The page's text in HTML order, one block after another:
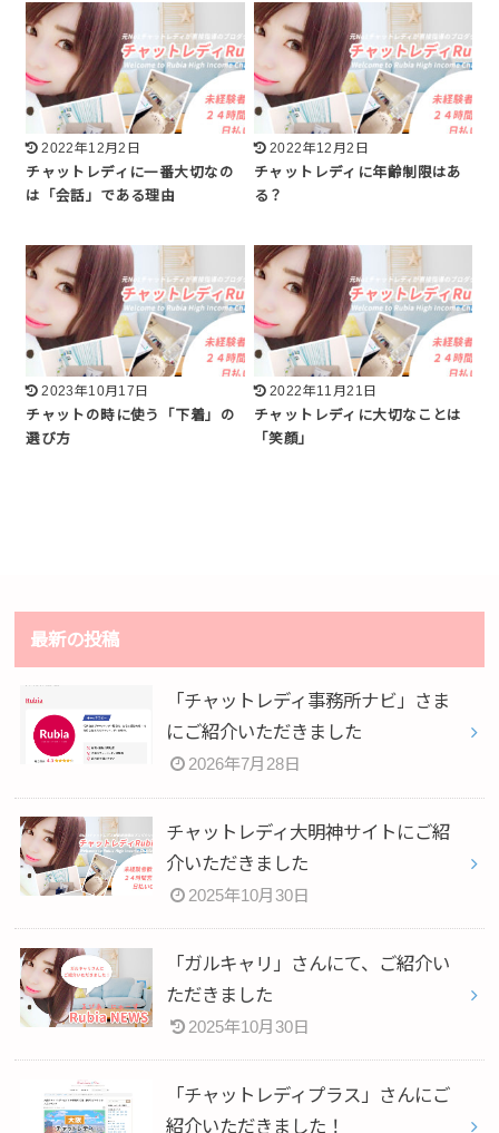
2022年12月2日
チャットレディに一番大切なの
は「会話」である理由
2022年12月2日
チャットレディに年齢制限はあ
る？
2023年10月17日
チャットの時に使う「下着」の
選び方
2022年11月21日
チャットレディに大切なことは
「笑顔」
最新の投稿
「チャットレディ事務所ナビ」さま
にご紹介いただきました
2026年7月28日
チャットレディ大明神サイトにご紹
介いただきました
2025年10月30日
「ガルキャリ」さんにて、ご紹介い
ただきました
2025年10月30日
「チャットレディプラス」さんにご
紹介いただきました！